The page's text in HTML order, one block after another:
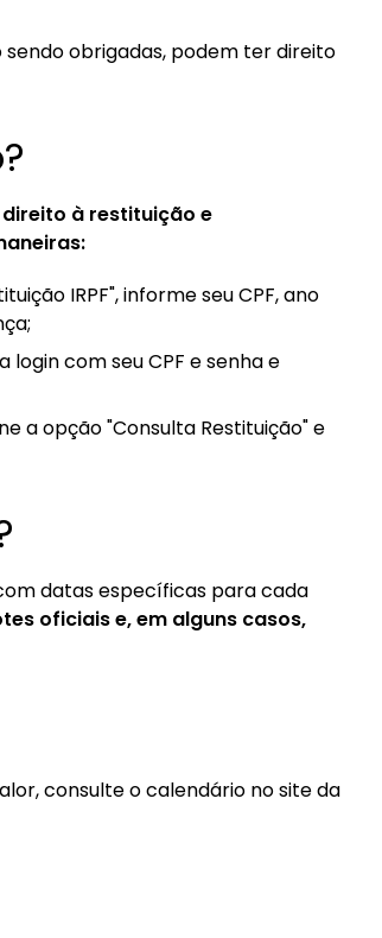
sendo obrigadas, podem ter direito
à restituição e
IRPF", informe seu CPF, ano
login com seu CPF e senha e
a opção "Consulta Restituição" e
datas específicas para cada
oficiais e, em alguns casos,
consulte o calendário no site da